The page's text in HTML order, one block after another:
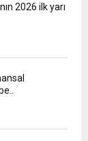
2026 ilk yarı